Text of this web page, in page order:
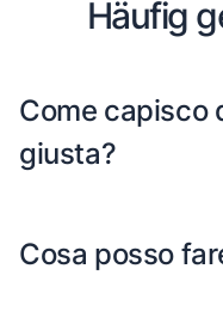
Häufig
Come capisco
giusta?
Cosa posso